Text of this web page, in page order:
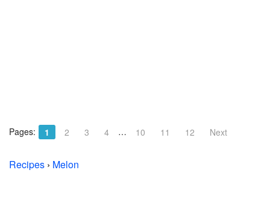
Pages: 1 2 3 4 … 10 11 12 Next
Recipes › Melon